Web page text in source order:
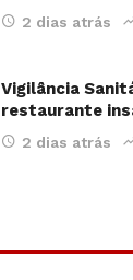
2 dias atrás
Vigilância
restaurante
2 dias atrás